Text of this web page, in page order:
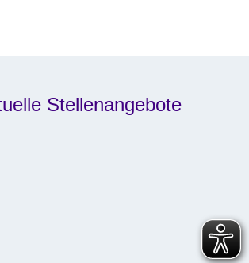
Stellenangebote